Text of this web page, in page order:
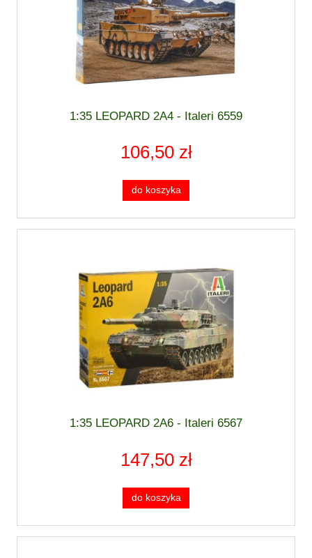
1:35 LEOPARD 2A4 - Italeri 6559
106,50 zł
do koszyka
1:35 LEOPARD 2A6 - Italeri 6567
147,50 zł
do koszyka